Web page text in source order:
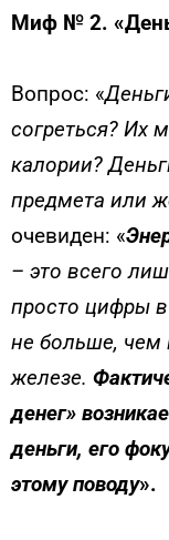
Миф № 2.
Вопрос: «
согреться? Их
калории?
предмета или
очевиден: «
– это всего
просто цифры
не больше, чем
железе.
денег»
деньги, его
этому поводу».